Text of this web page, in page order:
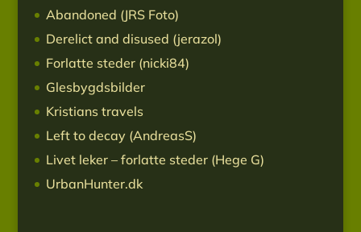
Abandoned (JRS Foto)
Derelict and disused (jerazol)
Forlatte steder (nicki84)
Glesbygdsbilder
Kristians travels
Left to decay (AndreasS)
Livet leker – forlatte steder (Hege G)
UrbanHunter.dk